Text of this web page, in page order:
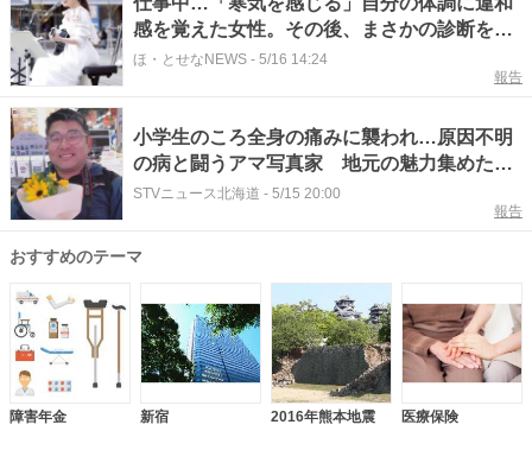
感を覚えた女性。その後、まさかの診断を受
け…“目に見えない病”に対する理解を求め活
ほ・とせなNEWS - 5/16 14:24
報告
小学生のころ全身の痛みに襲われ…原因不明
の病と闘うアマ写真家 地元の魅力集めた写
真集が完成 釧路市
STVニュース北海道 - 5/15 20:00
報告
おすすめのテーマ
障害年金 新宿 2016年熊本地震 医療保険